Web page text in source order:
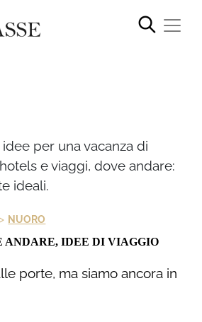
per una vacanza di
e viaggi, dove andare:
ideali.
> NUORO
ANDARE, IDEE DI VIAGGIO
porte, ma siamo ancora in